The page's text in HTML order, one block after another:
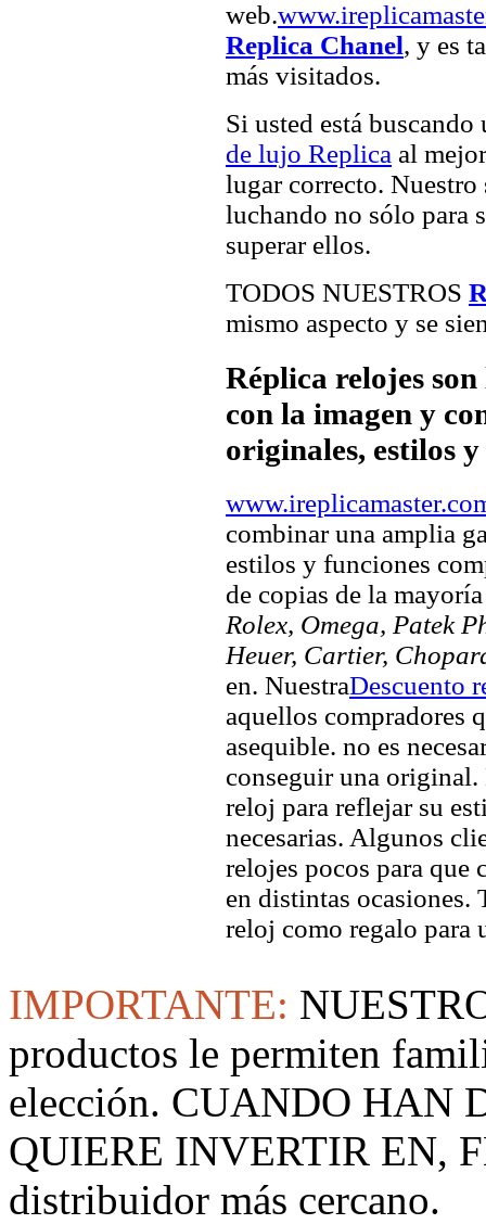
web.
Replica Chanel, y es
más visitados.
Si usted está
de lujo Replica al
lugar correcto. Nuestro
luchando no sólo para
superar ellos.
TODOS NUESTROS
mismo aspecto y se
Réplica relojes
con la imagen y
originales, estilos
combinar una amplia
estilos y funciones
de copias de la
Rolex, Omega, Patek
Heuer, Cartier,
en. NuestraDescuento
aquellos compradores
asequible. no es
conseguir una
reloj para reflejar su
necesarias. Algunos
relojes pocos para que
en distintas ocasiones.
reloj como regalo para
IMPORTANTE:
productos le permiten
elección. CUANDO HAN
QUIERE INVERTIR EN,
distribuidor más cercano.